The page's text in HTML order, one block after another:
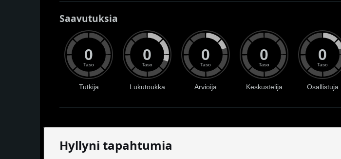
Saavutuksia
0
Taso
Tutkija
0
Taso
Lukutoukka
0
Taso
Arvioija
0
Taso
Keskustelija
0
Taso
Osallistuja
Hyllyni tapahtumia